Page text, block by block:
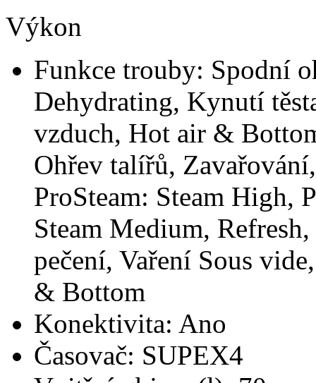
Výkon
Funkce trouby: Spodní
Dehydrating, Kynutí
vzduch, Hot air &
Ohřev talířů,
ProSteam: Steam High,
Steam Medium,
pečení, Vaření Sous
& Bottom
Konektivita: Ano
Časovač: SUPEX4